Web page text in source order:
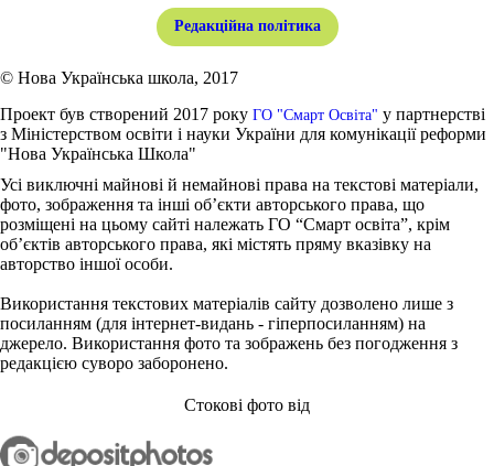
Редакційна політика
© Нова Українська школа, 2017
Проект був створений 2017 року ГО "Смарт Освіта" у партнерстві
з Міністерством освіти і науки України для комунікації реформи
"Нова Українська Школа"
Усі виключні майнові й немайнові права на текстові матеріали,
фото, зображення та інші об’єкти авторського права, що
розміщені на цьому сайті належать ГО “Смарт освіта”, крім
об’єктів авторського права, які містять пряму вказівку на
авторство іншої особи.
Використання текстових матеріалів сайту дозволено лише з
посиланням (для інтернет-видань - гіперпосиланням) на
джерело. Використання фото та зображень без погодження з
редакцією суворо заборонено.
Стокові фото від